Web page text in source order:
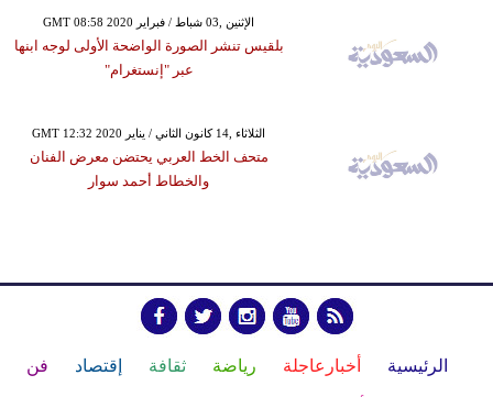
GMT 08:58 2020 الإثنين ,03 شباط / فبراير
بلقيس تنشر الصورة الواضحة الأولى لوجه ابنها
عبر "إنستغرام"
GMT 12:32 2020 الثلاثاء ,14 كانون الثاني / يناير
متحف الخط العربي يحتضن معرض الفنان
والخطاط أحمد سوار
الرئيسية أخبارعاجلة رياضة ثقافة إقتصاد فن